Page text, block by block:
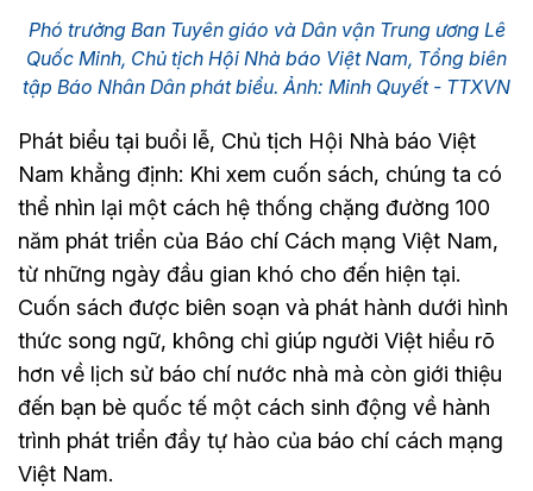
Phó trưởng Ban Tuyên giáo và Dân vận Trung ương Lê
Quốc Minh, Chủ tịch Hội Nhà báo Việt Nam, Tổng biên
tập Báo Nhân Dân phát biểu. Ảnh: Minh Quyết - TTXVN
Phát biểu tại buổi lễ, Chủ tịch Hội Nhà báo Việt
Nam khẳng định: Khi xem cuốn sách, chúng ta có
thể nhìn lại một cách hệ thống chặng đường 100
năm phát triển của Báo chí Cách mạng Việt Nam,
từ những ngày đầu gian khó cho đến hiện tại.
Cuốn sách được biên soạn và phát hành dưới hình
thức song ngữ, không chỉ giúp người Việt hiểu rõ
hơn về lịch sử báo chí nước nhà mà còn giới thiệu
đến bạn bè quốc tế một cách sinh động về hành
trình phát triển đầy tự hào của báo chí cách mạng
Việt Nam.